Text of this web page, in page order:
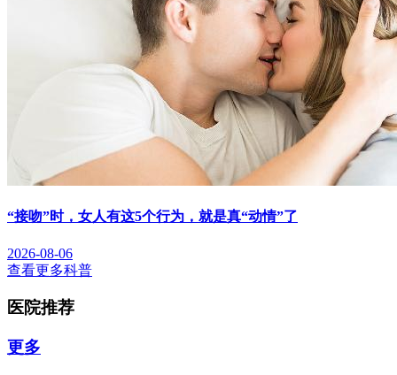
“接吻”时，女人有这5个行为，就是真“动情”了
2026-08-06
查看更多科普
医院推荐
更多